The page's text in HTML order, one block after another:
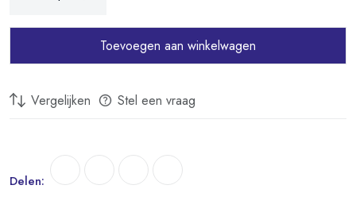
Toevoegen aan winkelwagen
Vergelijken Stel een vraag
Delen: